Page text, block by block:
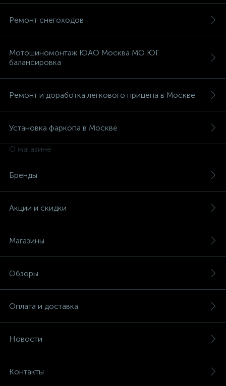
Ремонт снегоходов
Мотошиномонтаж ЮАО Москва МО ЮГ
балансировка
Ремонт и доработка легкового прицепа в Москве
Установка фаркопа в Москве
О магазине
Бренды
Акции и скидки
Магазины
Обзоры
Оплата и доставка
Новости
Контакты